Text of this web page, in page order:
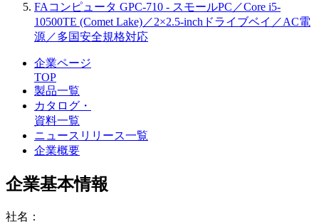
FAコンピュータ GPC-710 - スモールPC／Core i5-
10500TE (Comet Lake)／2×2.5-inchドライブベイ／AC電
源／多国安全規格対応
企業ページ
TOP
製品一覧
カタログ・
資料一覧
ニュースリリース一覧
企業概要
企業基本情報
社名：